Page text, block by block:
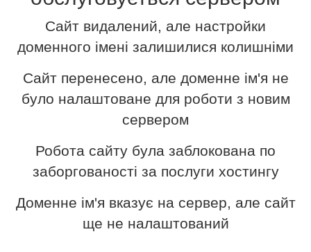
Сайт видалений, але настройки
доменного імені залишилися колишніми
Сайт перенесено, але доменне ім'я не
було налаштоване для роботи з новим
сервером
Робота сайту була заблокована по
заборгованості за послуги хостингу
Доменне ім'я вказує на сервер, але сайт
ще не налаштований